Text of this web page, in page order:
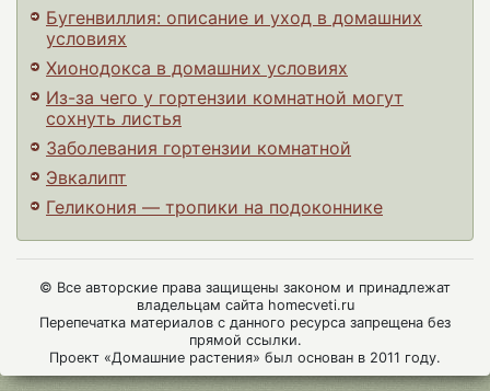
Бугенвиллия: описание и уход в домашних
условиях
Хионодокса в домашних условиях
Из-за чего у гортензии комнатной могут
сохнуть листья
Заболевания гортензии комнатной
Эвкалипт
Геликония — тропики на подоконнике
© Все авторские права защищены законом и принадлежат
владельцам сайта homecveti.ru
Перепечатка материалов с данного ресурса запрещена без
прямой ссылки.
Проект «Домашние растения» был основан в 2011 году.